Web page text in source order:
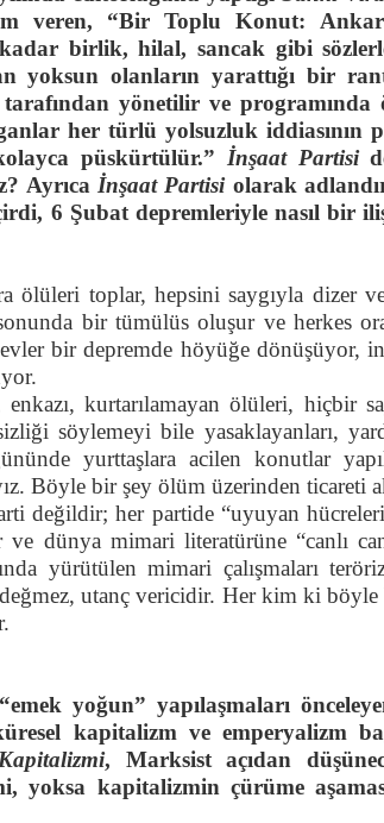
veren, “Bir Toplu Konut:
birlik, hilal, sancak gibi
yoksun olanların yarattığı bir
yönetilir ve programında
her türlü yolsuzluk iddiasının
püskürtülür.” İnşaat Partisi
Ayrıca İnşaat Partisiolarak
6 Şubat depremleriyle nasıl bir
ölüleri toplar, hepsini saygıyla dizer
bir tümülüs oluşur ve herkes
bir depremde höyüğe dönüşüyor,
enkazı, kurtarılamayan ölüleri, hiçbir
söylemeyi bile yasaklayanları,
yurttaşlara acilen konutlar
Böyle bir şey ölüm üzerinden ticareti
değildir; her partide “uyuyan
dünya mimari literatürüne “canlı
yürütülen mimari çalışmaları
utanç vericidir. Her kim ki böyle
yoğun” yapılaşmaları
kapitalizm ve emperyalizm
, Marksist açıdan
yoksa kapitalizmin çürüme